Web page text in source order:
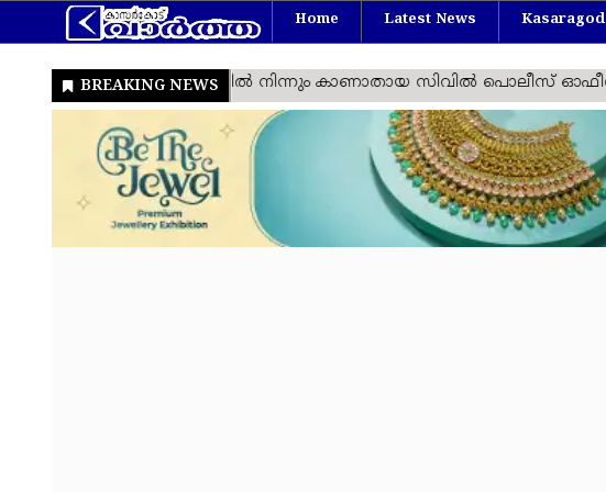
Home Latest News Kasaragod